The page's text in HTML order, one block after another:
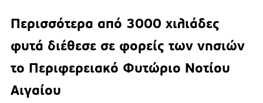
Περισσότερα από 3000 χιλιάδες
φυτά διέθεσε σε φορείς των νησιών
το Περιφερειακό Φυτώριο Νοτίου
Αιγαίου